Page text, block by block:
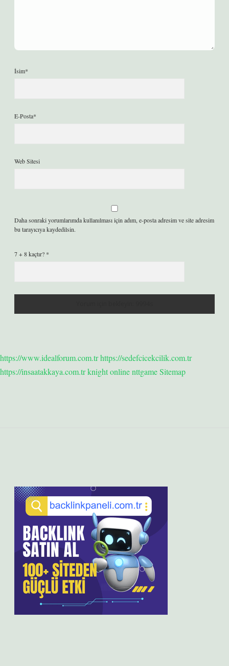
İsim*
E-Posta*
Web Sitesi
Daha sonraki yorumlarımda kullanılması için adım, e-posta adresim ve site adresim
bu tarayıcıya kaydedilsin.
7 + 8 kaçtır? *
https://www.idealforum.com.trhttps://sedefcicekcilik.com.tr
https://insaatakkaya.com.trknight onlinenttgameSitemap